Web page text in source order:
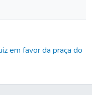
em favor da praça do